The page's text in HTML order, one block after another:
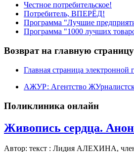
Честное потребительское!
Потребитель, ВПЕРЁД!
Программа "Лучшие
Программа "1000 лучших
Возврат на главную
Главная страница
АЖУР: Агентство
Поликлиника онлайн
Живопись сердца.
Автор: текст : Лидия АЛЕХИНА,